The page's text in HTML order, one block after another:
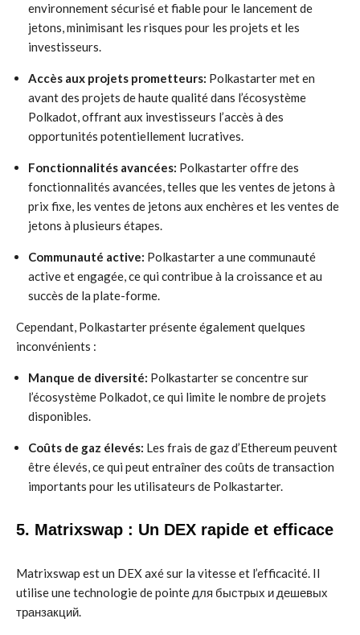
environnement sécurisé et fiable pour le lancement de
jetons, minimisant les risques pour les projets et les
investisseurs.
Accès aux projets prometteurs: Polkastarter met en
avant des projets de haute qualité dans l’écosystème
Polkadot, offrant aux investisseurs l’accès à des
opportunités potentiellement lucratives.
Fonctionnalités avancées: Polkastarter offre des
fonctionnalités avancées, telles que les ventes de jetons à
prix fixe, les ventes de jetons aux enchères et les ventes de
jetons à plusieurs étapes.
Communauté active: Polkastarter a une communauté
active et engagée, ce qui contribue à la croissance et au
succès de la plate-forme.
Cependant, Polkastarter présente également quelques
inconvénients :
Manque de diversité: Polkastarter se concentre sur
l’écosystème Polkadot, ce qui limite le nombre de projets
disponibles.
Coûts de gaz élevés: Les frais de gaz d’Ethereum peuvent
être élevés, ce qui peut entraîner des coûts de transaction
importants pour les utilisateurs de Polkastarter.
5. Matrixswap : Un DEX rapide et efficace
Matrixswap est un DEX axé sur la vitesse et l’efficacité. Il
utilise une technologie de pointe для быстрых и дешевых
транзакций.